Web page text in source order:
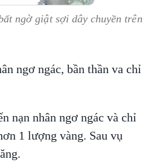
ngờ giật sợi dây chuyền trên
ngơ ngác, bần thần va chỉ
nạn nhân ngơ ngác và chỉ
1 lượng vàng. Sau vụ